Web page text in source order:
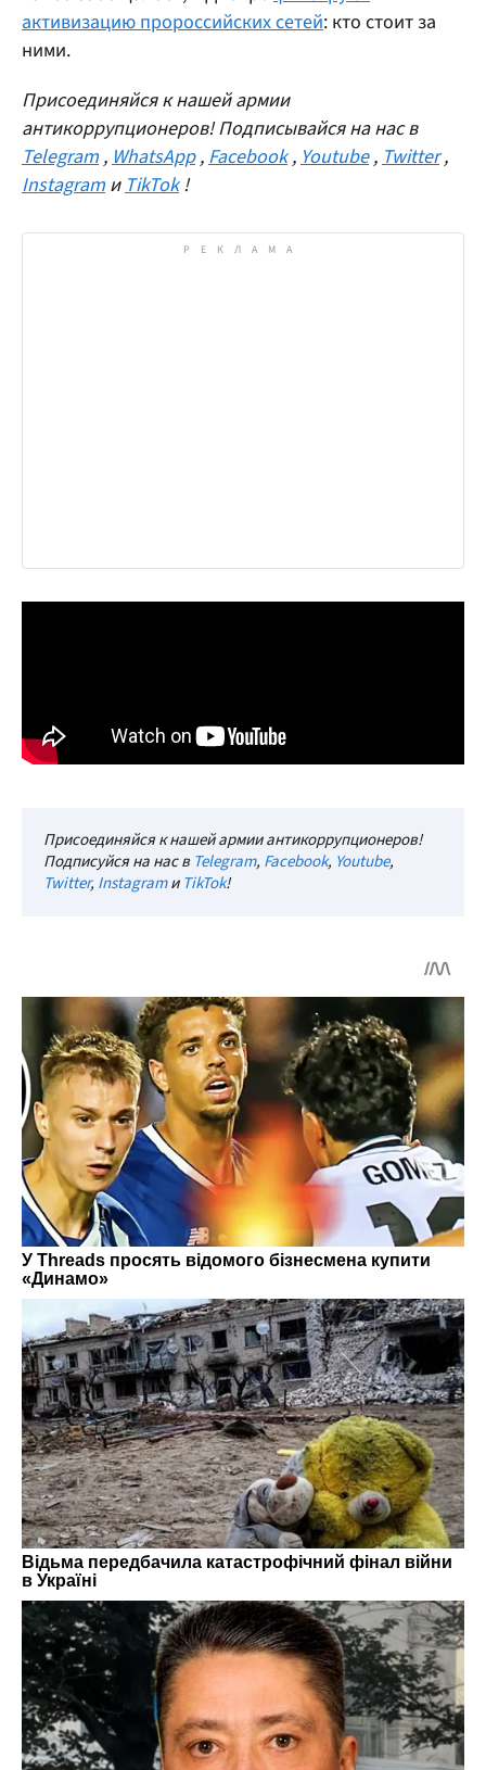
активизацию пророссийских сетей: кто стоит за
ними.
Присоединяйся к нашей армии
антикоррупционеров! Подписывайся на нас в
Telegram ,WhatsApp ,Facebook ,Youtube ,Twitter ,
Instagram иTikTok !
Присоединяйся к нашей армии антикоррупционеров!
Подписуйся на нас в Telegram, Facebook, Youtube,
Twitter, InstagramиTikTok!